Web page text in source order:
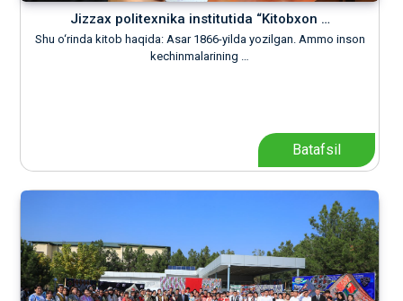
Jizzax politexnika institutida “Kitobxon …
Shu o‘rinda kitob haqida: Asar 1866-yilda yozilgan. Ammo inson
kechinmalarining …
Batafsil